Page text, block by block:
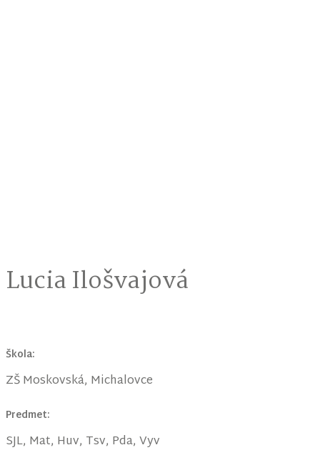
Lucia Ilošvajová
Škola:
ZŠ Moskovská, Michalovce
Predmet:
SJL, Mat, Huv, Tsv, Pda, Vyv